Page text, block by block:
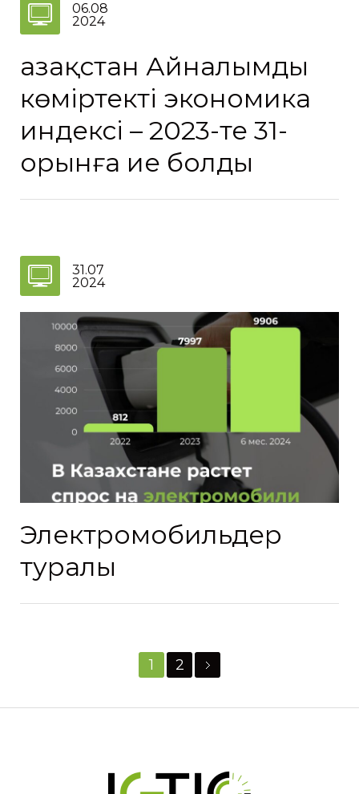
06.08
2024
Қазақстан Айналымды
көміртекті экономика
индексі – 2023-те 31-
орынға ие болды
31.07
2024
Электромобильдер
туралы
1 2